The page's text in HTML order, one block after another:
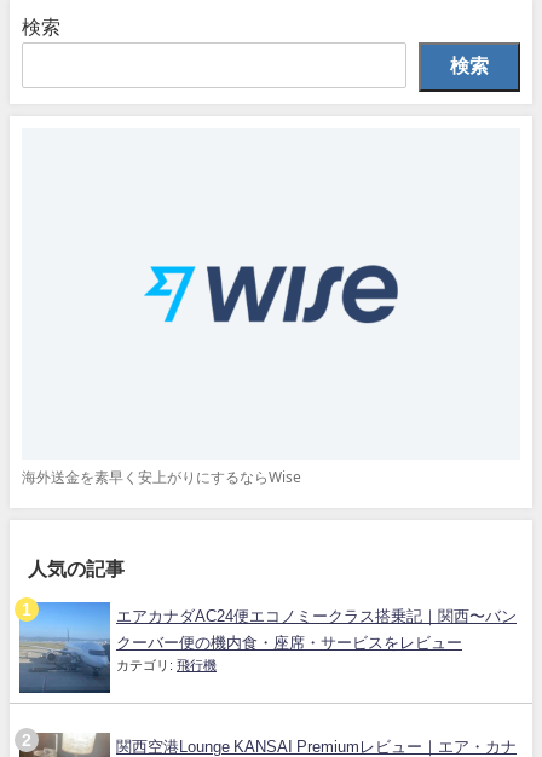
検索
検索
海外送金を素早く安上がりにするならWise
人気の記事
エアカナダAC24便エコノミークラス搭乗記｜関西〜バン
クーバー便の機内食・座席・サービスをレビュー
カテゴリ: 飛行機
関西空港Lounge KANSAI Premiumレビュー｜エア・カナ